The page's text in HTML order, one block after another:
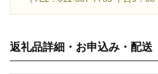
返礼品詳細・お申込み・配送